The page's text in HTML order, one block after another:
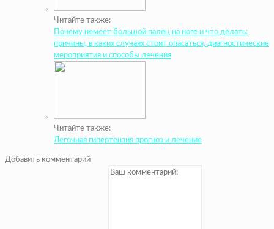
Читайте также:
Почему немеет большой палец на ноге и что делать:
причины, в каких случаях стоит опасаться, диагностические
мероприятия и способы лечения
Читайте также:
Легочная гипертензия прогноз и лечение
Добавить комментарий